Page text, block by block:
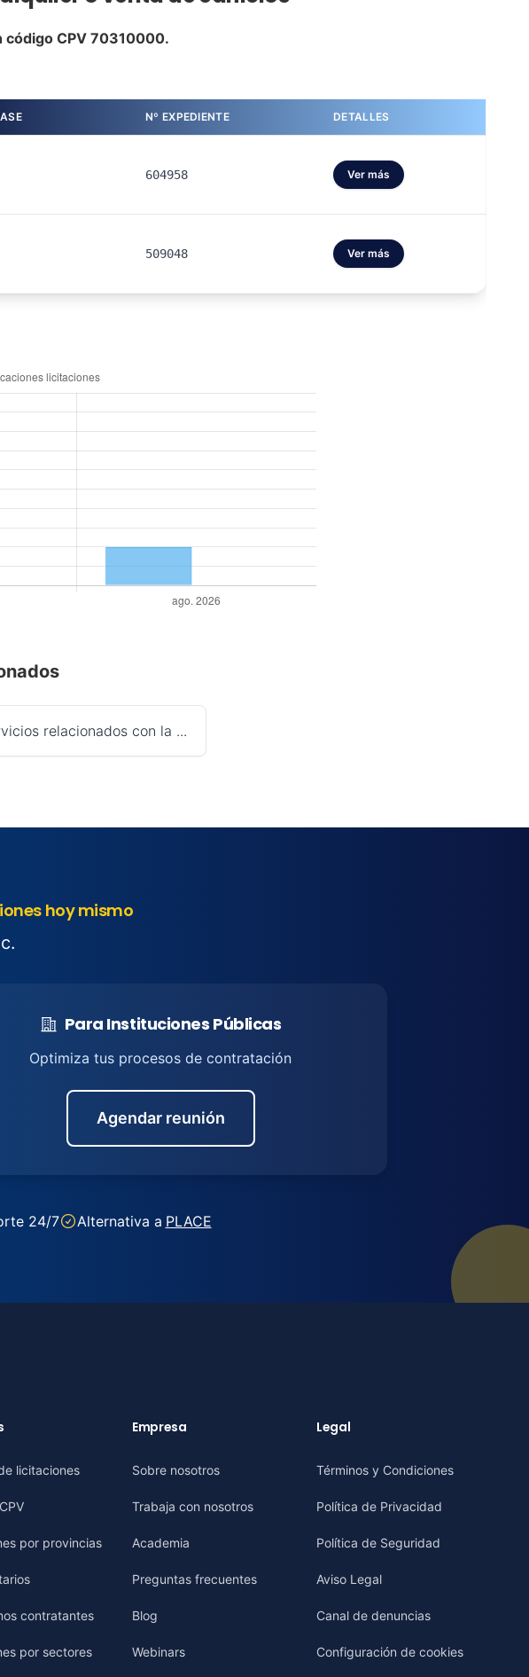
código CPV 70310000.
Nº EXPEDIENTE DETALLES
604958 Ver más
509048 Ver más
relacionados con la ...
hoy mismo
Para Instituciones Públicas
Optimiza tus procesos de contratación
Agendar reunión
24/7 Alternativa a PLACE
licitaciones
por provincias
contratantes
por sectores
Empresa
Sobre nosotros
Trabaja con nosotros
Academia
Preguntas frecuentes
Blog
Webinars
Legal
Términos y Condiciones
Política de Privacidad
Política de Seguridad
Aviso Legal
Canal de denuncias
Configuración de cookies